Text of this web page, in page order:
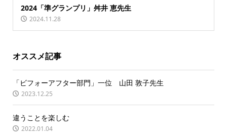
2024「準グランプリ」舛井 恵先生
2024.11.28
オススメ記事
「ビフォーアフター部門」一位 山田 敦子先生
2023.12.25
違うことを楽しむ
2022.01.04